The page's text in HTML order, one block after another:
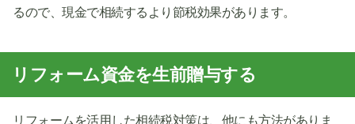
るので、現金で相続するより節税効果があります。
リフォーム資金を生前贈与する
リフォームを活用した相続税対策は、他にも方法がありま